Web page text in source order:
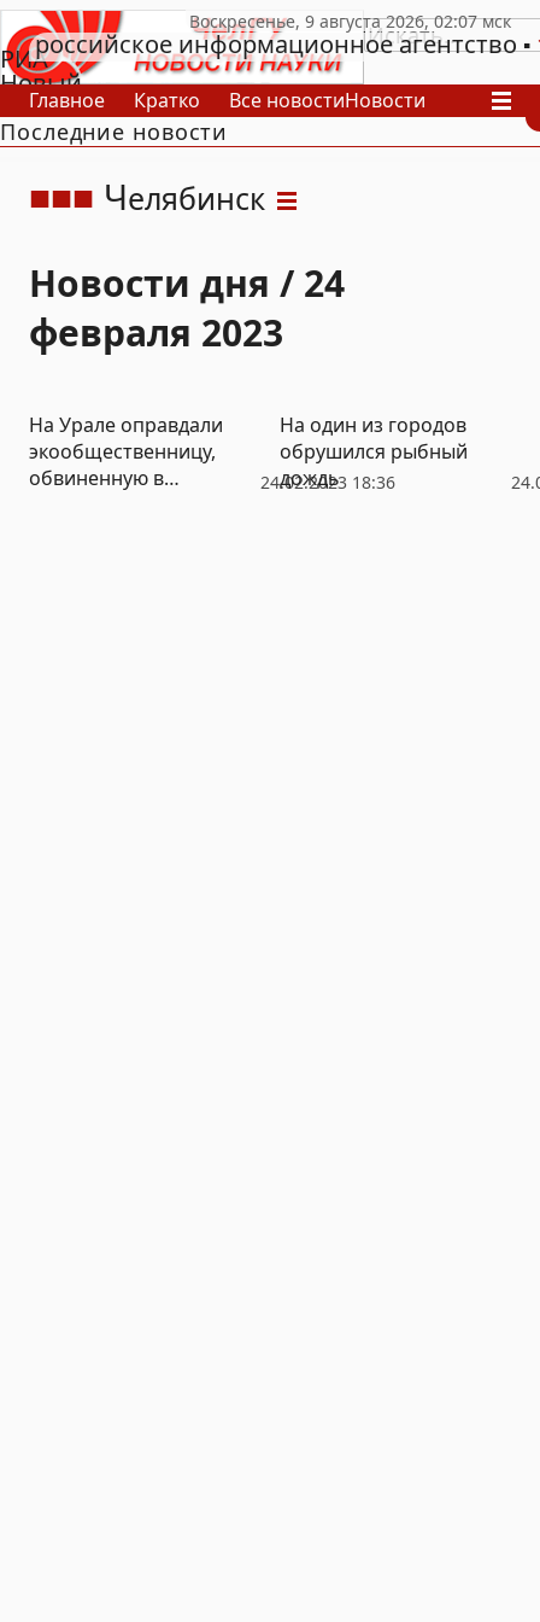
РИА
Новый
День
российское информационное агентство
Главное Кратко Все новостиНовости
В России
В мире
Последние новости
Челябинск
Новости дня / 24
февраля 2023
24.02.2023 18:36
На Урале оправдали
экообщественницу,
обвиненную в
На один из городов
обрушился рыбный
дождь